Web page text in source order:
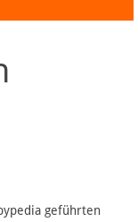
geführten